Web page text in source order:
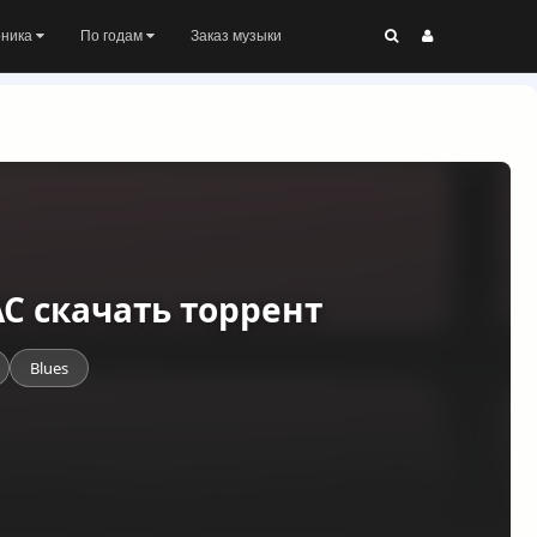
По годам Заказ музыки
скачать торрент
Blues